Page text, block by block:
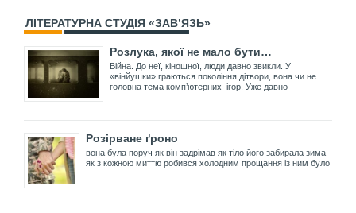
ЛІТЕРАТУРНА СТУДІЯ «ЗАВ’ЯЗЬ»
Розлука, якої не мало бути…
Війна. До неї, кіношної, люди давно звикли. У
«вінйушки» граються покоління дітвори, вона чи не
головна тема комп’ютерних ігор. Уже давно
Розірване ґроно
вона була поруч як він задрімав як тіло його забирала зима
як з кожною миттю робився холодним прощання із ним було